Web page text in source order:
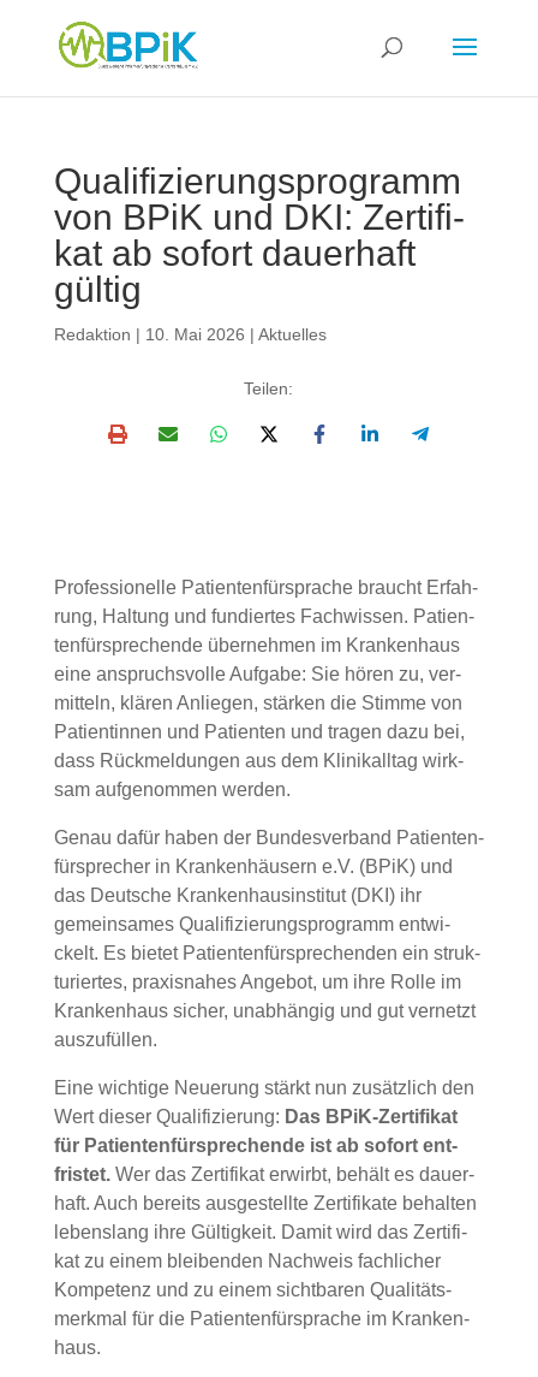
Qua­li­fi­zie­rungs­pro­gramm
von BPiK und DKI: Zer­ti­fi­
kat ab sofort dau­er­haft
gül­tig
Redaktion | 10. Mai 2026 | Aktuelles
Tei­len:
Pro­fes­sio­nel­le Pati­en­ten­für­spra­che braucht Erfah­
rung, Hal­tung und fun­dier­tes Fach­wis­sen. Pati­en­
ten­für­spre­chen­de über­neh­men im Kran­ken­haus
eine anspruchs­vol­le Auf­ga­be: Sie hören zu, ver­
mit­teln, klä­ren Anlie­gen, stär­ken die Stim­me von
Pati­en­tin­nen und Pati­en­ten und tra­gen dazu bei,
dass Rück­mel­dun­gen aus dem Kli­nik­all­tag wirk­
sam auf­ge­nom­men wer­den.
Genau dafür haben der Bun­des­ver­band Pati­en­ten­
für­spre­cher in Kran­ken­häu­sern e.V. (BPiK) und
das Deut­sche Kran­ken­haus­in­sti­tut (DKI) ihr
gemein­sa­mes Qua­li­fi­zie­rungs­pro­gramm ent­wi­
ckelt. Es bie­tet Pati­en­ten­für­spre­chen­den ein struk­
tu­rier­tes, pra­xis­na­hes Ange­bot, um ihre Rol­le im
Kran­ken­haus sicher, unab­hän­gig und gut ver­netzt
aus­zu­fül­len.
Eine wich­ti­ge Neue­rung stärkt nun zusätz­lich den
Wert die­ser Qua­li­fi­zie­rung: Das BPiK-Zer­ti­fi­kat
für Pati­en­ten­für­spre­chen­de ist ab sofort ent­
fris­tet.Wer das Zer­ti­fi­kat erwirbt, behält es dau­er­
haft. Auch bereits aus­ge­stell­te Zer­ti­fi­ka­te behal­ten
lebens­lang ihre Gül­tig­keit. Damit wird das Zer­ti­fi­
kat zu einem blei­ben­den Nach­weis fach­li­cher
Kom­pe­tenz und zu einem sicht­ba­ren Qua­li­täts­
merk­mal für die Pati­en­ten­für­spra­che im Kran­ken­
haus.